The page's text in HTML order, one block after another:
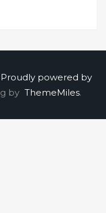
Proudly powered by
by ThemeMiles.